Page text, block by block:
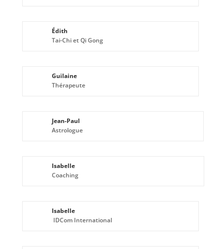
Édith
Tai-Chi et Qi Gong
Guilaine
Thérapeute
Jean-Paul
Astrologue
Isabelle
Coaching
Isabelle
IDCom International